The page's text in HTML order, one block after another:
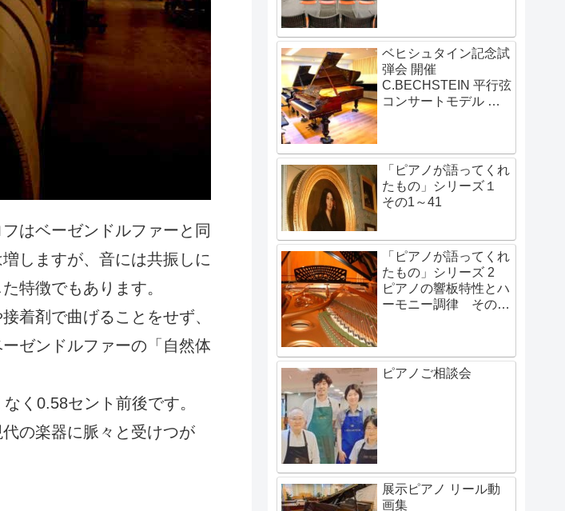
はベーゼンドルファーと同
しますが、音には共振しに
特徴でもあります。
着剤で曲げることをせず、
ゼンドルファーの「自然体
く0.58セント前後です。
の楽器に脈々と受けつが
ベヒシュタイン記念試
弾会 開催
C.BECHSTEIN 平行弦
コンサートモデル 伝
「ピアノが語ってくれ
たもの」シリーズ１
その1～41
「ピアノが語ってくれ
たもの」シリーズ 2
ピアノの響板特性とハ
ーモニー調律 その1
ピアノご相談会
展示ピアノ リール動
画集